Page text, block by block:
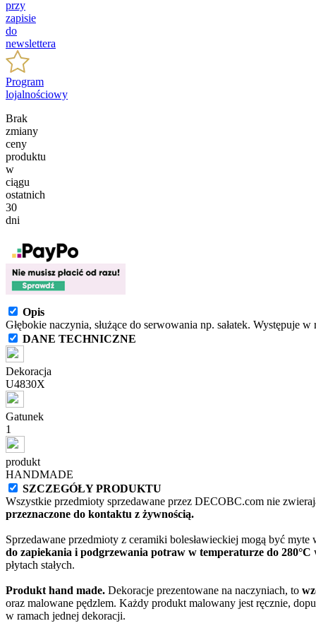
przy
zapisie
do
newslettera
Program
lojalnościowy
Brak
zmiany
ceny
produktu
w
ciągu
ostatnich
30
dni
Opis
Głębokie naczynia, służące do serwowania np. sałatek. Występuje
DANE TECHNICZNE
Dekoracja
U4830X
Gatunek
1
produkt
HANDMADE
SZCZEGÓŁY PRODUKTU
Wszystkie przedmioty sprzedawane przez DECOBC.com nie
przeznaczone do kontaktu z żywnością.
Sprzedawane przedmioty z ceramiki bolesławieckiej mogą być
do zapiekania i podgrzewania potraw w temperaturze do 280°C
płytach stałych.
Produkt hand made. Dekoracje prezentowane na naczyniach, to
oraz malowane pędzlem. Każdy produkt malowany jest ręcznie,
w ramach jednej dekoracji.